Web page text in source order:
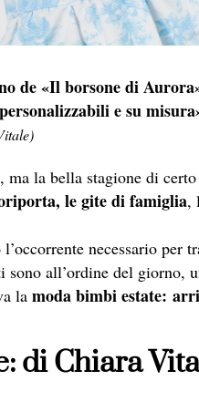
de «Il borsone di
e su
la bella stagione di
le gite di famiglia,
necessario per
all’ordine del giorno,
la moda bimbi estate:
di Chiara